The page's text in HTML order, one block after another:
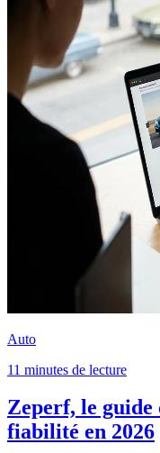
Auto
11 minutes de lecture
Zeperf, le guide
fiabilité en 2026